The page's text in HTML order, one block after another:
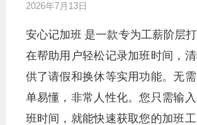
2026年7月13日
安心记加班 是一款专为工薪阶层
在帮助用户轻松记录加班时间，
供了请假和换休等实用功能。无
单易懂，非常人性化。您只需输
班时间，就能快速获取您的加班